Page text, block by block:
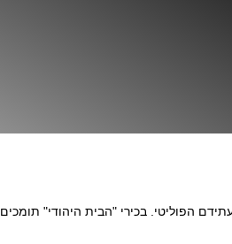
הפוליטי. בכירי "הבית היהודי" תומכים